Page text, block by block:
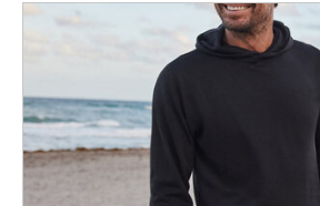
improved flexibility and
Pro 3 is ready from the opening
life takes you long after the
Presented by Nike.